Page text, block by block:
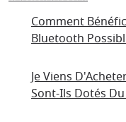
Comment
Bluetooth
Je Viens
Sont-Ils Dotés